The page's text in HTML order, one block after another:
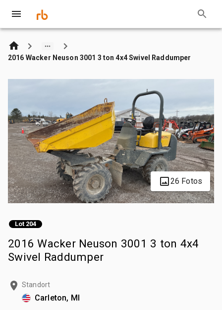
2016 Wacker Neuson 3001 3 ton 4x4 Swivel Raddumper
26 Fotos
Lot 204
2016 Wacker Neuson 3001 3 ton 4x4
Swivel Raddumper
Standort
Carleton, MI